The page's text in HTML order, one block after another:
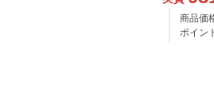
商品価
ポイン